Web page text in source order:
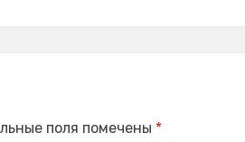
поля помечены *